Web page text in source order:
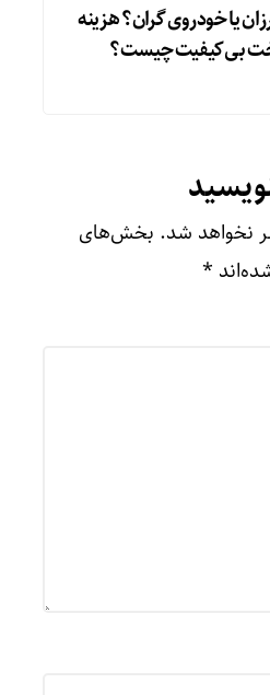
یا خودروی گران؟ هزینه
بی‌کیفیت چیست؟
نخواهد شد. بخش‌های
*